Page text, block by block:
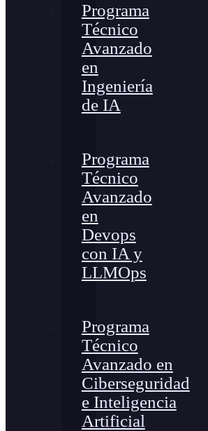
Programa
Técnico
Avanzado
en
Ingeniería
de IA
Programa
Técnico
Avanzado
en
Devops
con IA y
LLMOps
Programa
Técnico
Avanzado en
Ciberseguridad
e Inteligencia
Artificial